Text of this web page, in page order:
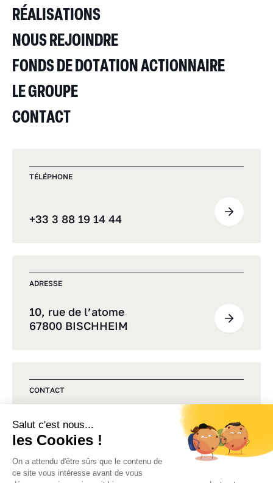
RÉALISATIONS
NOUS REJOINDRE
FONDS DE DOTATION ACTIONNAIRE
LE GROUPE
CONTACT
TÉLÉPHONE
+33 3 88 19 14 44
ADRESSE
10, rue de l’atome
67800 BISCHHEIM
CONTACT
Commençons par un premier
échange